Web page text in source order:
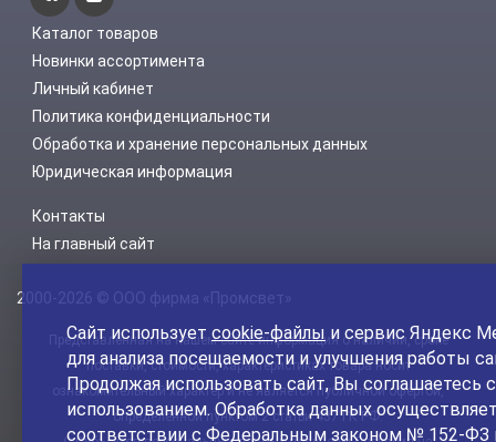
Каталог товаров
Новинки ассортимента
Личный кабинет
Политика конфиденциальности
Обработка и хранение персональных данных
Юридическая информация
Контакты
На главный сайт
2000-2026 © ООО фирма «Промсвет»
Представленная на нашем сайте информация о наличии, сроке
поставки, стоимости, характеристиках товара носит
ознакомительный характер и не является публичной офертой,
определенной пунктом 2 статьи 437 ГК РФ.
Сайт используетcookie-файлы и сервис Яндекс
для анализа посещаемости и улучшения работы
Продолжая использовать сайт, Вы соглашаетесь
использованием. Обработка данных
соответствии с Федеральным законом № 152-ФЗ